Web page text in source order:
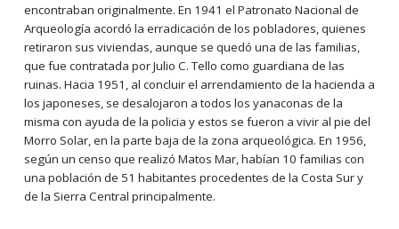
encontraban originalmente. En 1941 el Patronato Nacional de
Arqueología acordó la erradicación de los pobladores, quienes
retiraron sus viviendas, aunque se quedó una de las familias,
que fue contratada por Julio C. Tello como guardiana de las
ruinas. Hacia 1951, al concluir el arrendamiento de la hacienda a
los japoneses, se desalojaron a todos los yanaconas de la
misma con ayuda de la policia y estos se fueron a vivir al pie del
Morro Solar, en la parte baja de la zona arqueológica. En 1956,
según un censo que realizó Matos Mar, habían 10 familias con
una población de 51 habitantes procedentes de la Costa Sur y
de la Sierra Central principalmente.